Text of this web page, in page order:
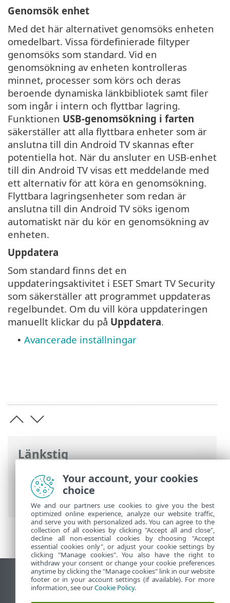
Länkstig
ESET onlinehjälp>ESET Smart TV Security
Att arbeta med ESET Smart TV Security
> Antivirus
Genomsök enhet
Med det här alternativet genomsöks enheten
omedelbart. Vissa fördefinierade filtyper
genomsöks som standard. Vid en
genomsökning av enheten kontrolleras
minnet, processer som körs och deras
beroende dynamiska länkbibliotek samt filer
som ingår i intern och flyttbar lagring.
Funktionen USB-genomsökning i farten
säkerställer att alla flyttbara enheter som är
anslutna till din Android TV skannas efter
potentiella hot. När du ansluter en USB-enhet
till din Android TV visas ett meddelande med
ett alternativ för att köra en genomsökning.
Flyttbara lagringsenheter som redan är
anslutna till din Android TV söks igenom
automatiskt när du kör en genomsökning av
enheten.
Uppdatera
Som standard finns det en
uppdateringsaktivitet i ESET Smart TV Security
som säkerställer att programmet uppdateras
regelbundet. Om du vill köra uppdateringen
manuellt klickar du på Uppdatera.
• Avancerade inställningar
Visa skrivbords-webbplats
End of Life
Your account, your cookies
choice
We and our partners use cookies to give you the best
optimized online experience, analyze our website traffic,
and serve you with personalized ads. You can agree to the
collection of all cookies by clicking "Accept all and close",
decline all non-essential cookies by choosing "Accept
essential cookies only", or adjust your cookie settings by
clicking "Manage cookies". You also have the right to
withdraw your consent or change your cookie preferences
anytime by clicking the "Manage cookies" link in our website
footer or in your account settings (if available). For more
information, see ourCookie Policy.